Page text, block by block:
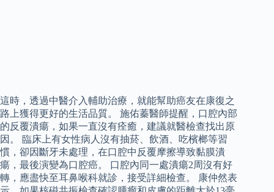
這時，透過中醫介入輔助治療，就能幫助癌友在康復之
路上獲得更好的生活品質。 施佑蓁醫師提醒，口腔內部
的反覆潰瘍，如果一直沒有痊癒，建議就醫檢查找出原
因。 臨床上有女性病人沒有抽菸、飲酒、吃檳榔等習
慣，卻因斷牙未處理，在口腔中反覆摩擦導致黏膜潰
瘍，最後演變為口腔癌。 口腔內同一處潰瘍2周沒有好
轉，應盡快至耳鼻喉科就診，接受詳細檢查。 康仲然表